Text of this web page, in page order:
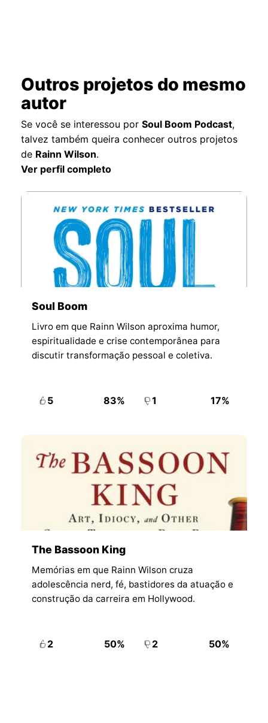
Outros projetos do mesmo
autor
Se você se interessou porSoul Boom Podcast,
talvez também queira conhecer outros projetos
de Rainn Wilson.
Ver perfil completo
Soul Boom
Livro em que Rainn Wilson aproxima humor,
espiritualidade e crise contemporânea para
discutir transformação pessoal e coletiva.
5 83% 1 17%
The Bassoon King
Memórias em que Rainn Wilson cruza
adolescência nerd, fé, bastidores da atuação e
construção da carreira em Hollywood.
2 50% 2 50%